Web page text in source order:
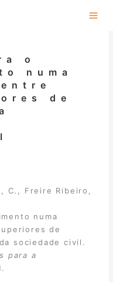
o
numa
de
C., Freire Ribeiro,
numa
de
sociedade civil.
para a